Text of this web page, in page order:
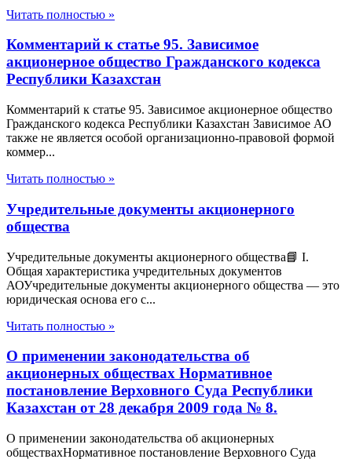
Читать полностью »
Комментарий к статье 95. Зависимое
акционерное общество Гражданского кодекса
Республики Казахстан
Комментарий к статье 95. Зависимое акционерное общество
Гражданского кодекса Республики Казахстан Зависимое АО
также не является особой организационно-правовой формой
коммер...
Читать полностью »
Учредительные документы акционерного
общества
Учредительные документы акционерного общества📘 I.
Общая характеристика учредительных документов
АОУчредительные документы акционерного общества — это
юридическая основа его с...
Читать полностью »
О применении законодательства об
акционерных обществах Нормативное
постановление Верховного Суда Республики
Казахстан от 28 декабря 2009 года № 8.
О применении законодательства об акционерных
обществахНормативное постановление Верховного Суда